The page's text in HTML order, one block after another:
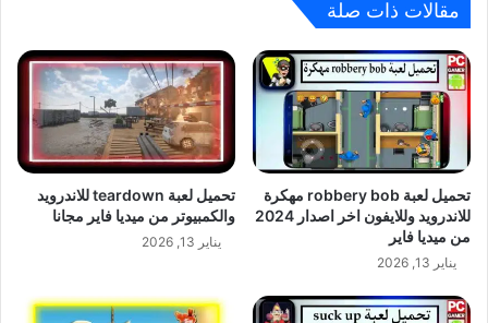
مقالات ذات صلة
تحميل لعبة robbery bob مهكرة
للاندرويد وللايفون اخر اصدار 2024
من ميديا فاير
يناير 13, 2026
تحميل لعبة teardown للاندرويد
والكمبيوتر من ميديا فاير مجانا
يناير 13, 2026